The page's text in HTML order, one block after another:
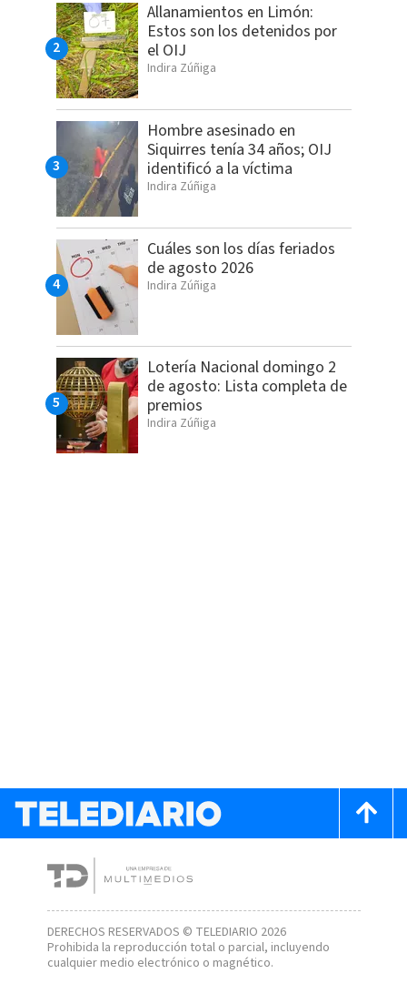
Allanamientos en Limón:
Estos son los detenidos por
el OIJ
Indira Zúñiga
Hombre asesinado en
Siquirres tenía 34 años; OIJ
identificó a la víctima
Indira Zúñiga
Cuáles son los días feriados
de agosto 2026
Indira Zúñiga
Lotería Nacional domingo 2
de agosto: Lista completa de
premios
Indira Zúñiga
DERECHOS RESERVADOS © TELEDIARIO 2026
Prohibida la reproducción total o parcial, incluyendo
cualquier medio electrónico o magnético.